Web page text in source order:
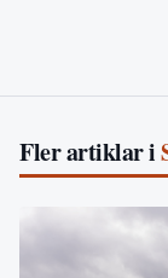
Fler artiklar i